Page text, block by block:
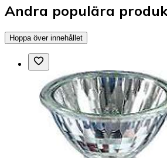
Andra populära
Hoppa över innehållet